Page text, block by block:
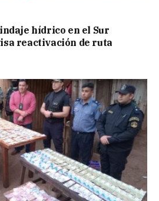
hídrico en el Sur
reactivación de ruta